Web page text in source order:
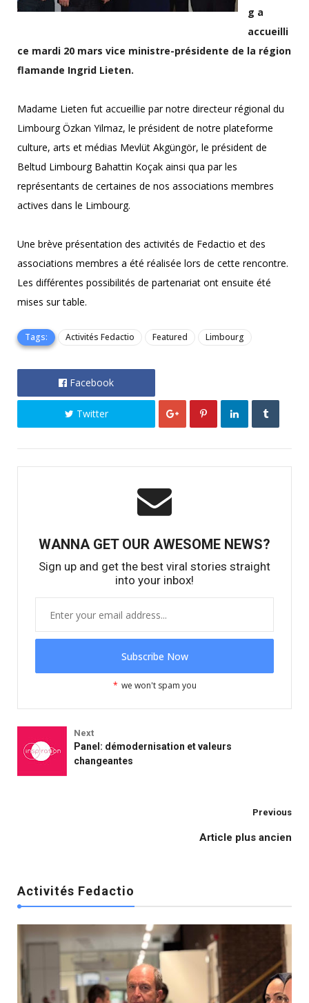
g a
accueilli
ce mardi 20 mars vice ministre-présidente de la région
flamande Ingrid Lieten.
Madame Lieten fut accueillie par notre directeur régional du
Limbourg Özkan Yilmaz, le président de notre plateforme
culture, arts et médias Mevlüt Akgüngör, le président de
Beltud Limbourg Bahattin Koçak ainsi qua par les
représentants de certaines de nos associations membres
actives dans le Limbourg.
Une brève présentation des activités de Fedactio et des
associations membres a été réalisée lors de cette rencontre.
Les différentes possibilités de partenariat ont ensuite été
mises sur table.
Tags: Activités Fedactio Featured Limbourg
Facebook
Twitter
WANNA GET OUR AWESOME NEWS?
Sign up and get the best viral stories straight
into your inbox!
* we won't spam you
Next
Panel: démodernisation et valeurs
changeantes
Previous
Article plus ancien
Activités Fedactio
